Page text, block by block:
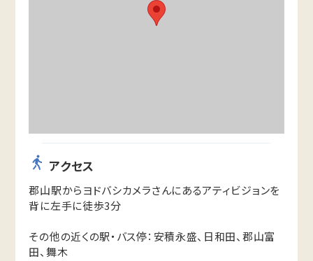
アクセス
郡山駅からヨドバシカメラさんにあるアティビジョンを
背に左手に徒歩3分
その他の近くの駅・バス停：安積永盛、日和田、郡山富
田、舞木